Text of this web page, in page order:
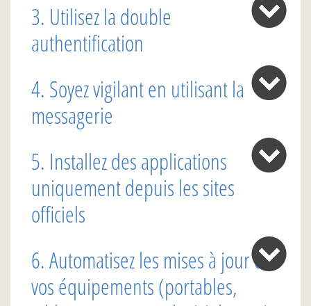
3. Utilisez la double
authentification
4. Soyez vigilant en utilisant la
messagerie
5. Installez des applications
uniquement depuis les sites
officiels
6. Automatisez les mises à jour de
vos équipements (portables,